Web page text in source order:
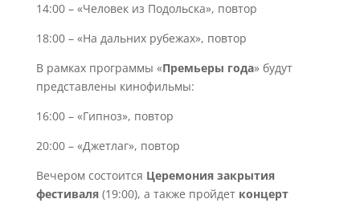
14:00 – «Человек из Подольска», повтор
18:00 – «На дальних рубежах», повтор
В рамках программы «Премьеры года» будут
представлены кинофильмы:
16:00 – «Гипноз», повтор
20:00 – «Джетлаг», повтор
Вечером состоится Церемония закрытия
фестиваля(19:00), а также пройдетконцерт